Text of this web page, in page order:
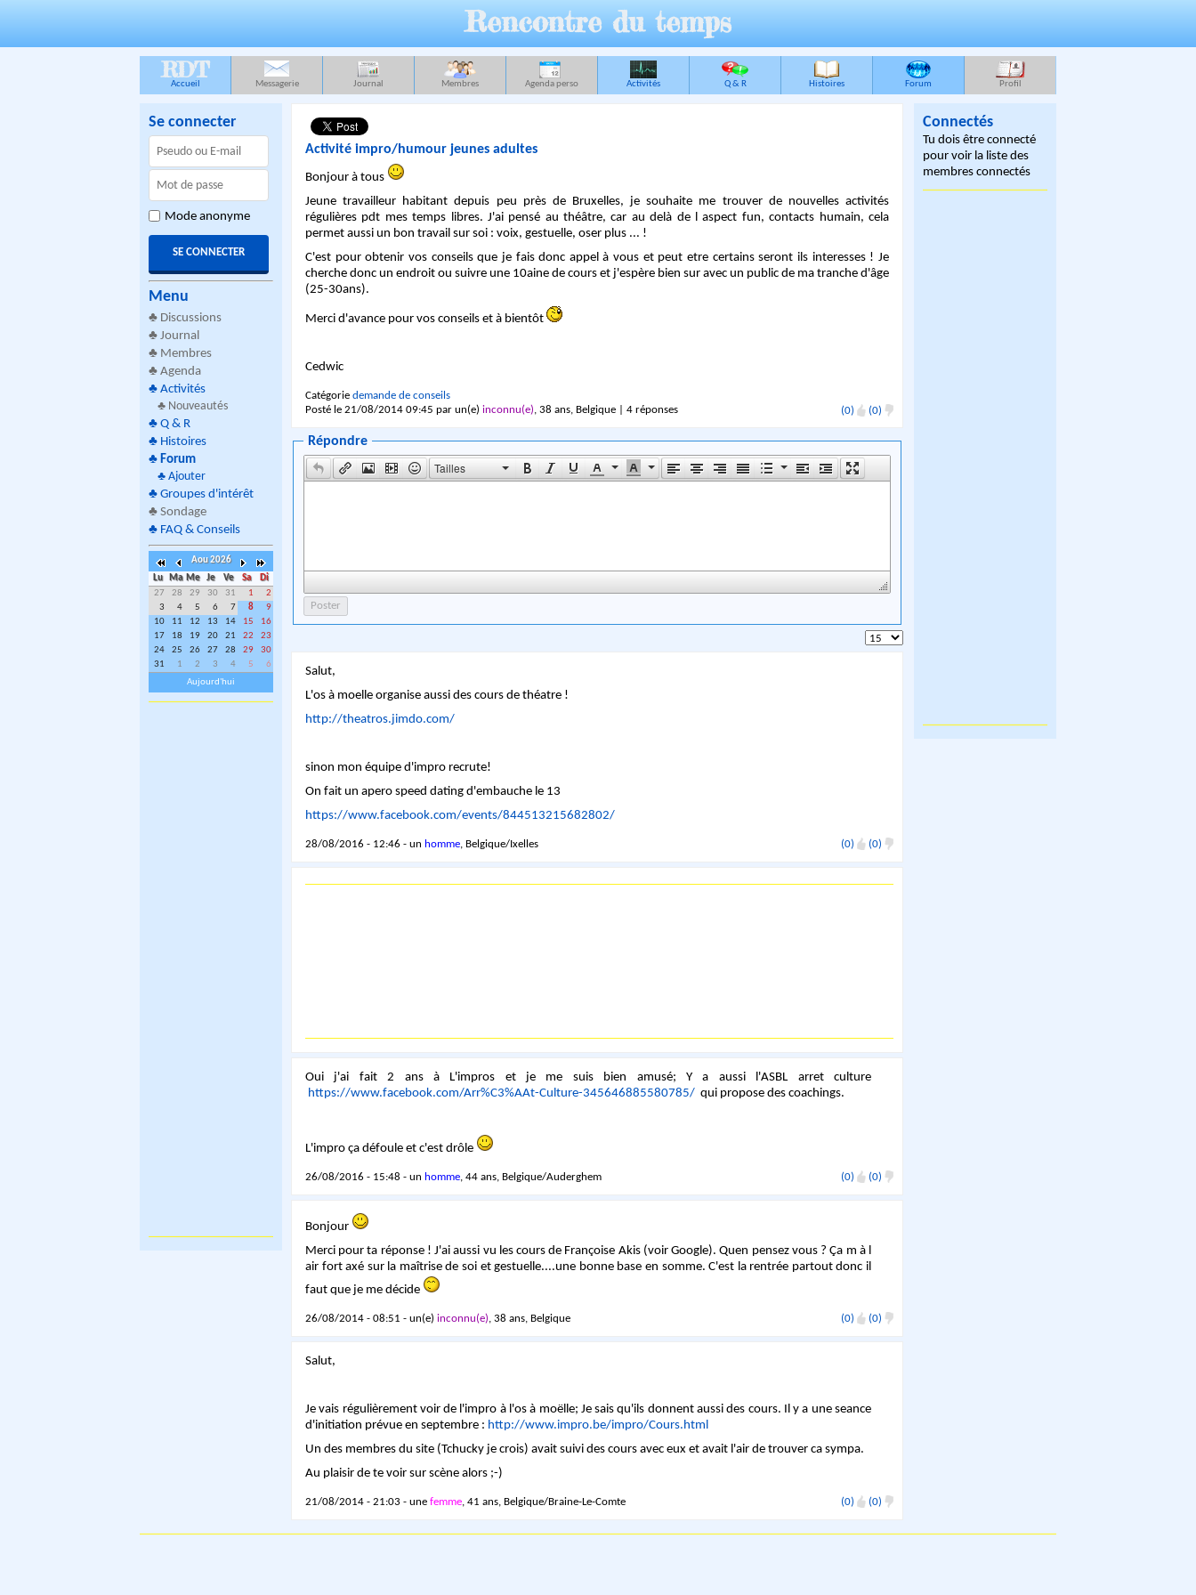
Rencontre du temps
RDT
Accueil Messagerie Journal Membres Agenda perso Activités Q & R Histoires Forum Profil
Se connecter
Mode anonyme
Menu
♣ Discussions
♣ Journal
♣ Membres
♣ Agenda
♣ Activités
♣ Nouveautés
♣ Q & R
♣ Histoires
♣ Forum
♣ Ajouter
♣ Groupes d'intérêt
♣ Sondage
♣ FAQ & Conseils
Aou 2026
Lu
Ma Me Je Ve Sa
Di
27
28 29 30 31 1
2
3
4 5 6 7 8
9
10
11 12 13 14 15
16
17
18 19 20 21 22
23
24
25 26 27 28 29
30
31
1 2 3 4 5
6
Aujourd'hui
Activité impro/humour jeunes adultes
Bonjour à tous
Jeune travailleur habitant depuis peu près de Bruxelles, je souhaite me trouver de nouvelles activités
régulières pdt mes temps libres. J'ai pensé au théâtre, car au delà de l aspect fun, contacts humain, cela
permet aussi un bon travail sur soi : voix, gestuelle, oser plus ... !
C'est pour obtenir vos conseils que je fais donc appel à vous et peut etre certains seront ils interesses ! Je
cherche donc un endroit ou suivre une 10aine de cours et j'espère bien sur avec un public de ma tranche d'âge
(25-30ans).
Merci d'avance pour vos conseils et à bientôt
Cedwic
Catégorie demande de conseils
Posté le 21/08/2014 09:45 par un(e) inconnu(e), 38 ans, Belgique | 4 réponses (0) (0)
Répondre
Tailles
Salut,
L'os à moelle organise aussi des cours de théatre !
http://theatros.jimdo.com/
sinon mon équipe d'impro recrute!
On fait un apero speed dating d'embauche le 13
https://www.facebook.com/events/844513215682802/
28/08/2016 - 12:46 - un homme, Belgique/Ixelles (0) (0)
Oui j'ai fait 2 ans à L'impros et je me suis bien amusé; Y a aussi l'ASBL arret culture
https://www.facebook.com/Arr%C3%AAt-Culture-345646885580785/qui propose des coachings.
L'impro ça défoule et c'est drôle
26/08/2016 - 15:48 - un homme, 44 ans, Belgique/Auderghem (0) (0)
Bonjour
Merci pour ta réponse ! J'ai aussi vu les cours de Françoise Akis (voir Google). Quen pensez vous ? Ça m à l
air fort axé sur la maîtrise de soi et gestuelle....une bonne base en somme. C'est la rentrée partout donc il
faut que je me décide
26/08/2014 - 08:51 - un(e) inconnu(e), 38 ans, Belgique (0) (0)
Salut,
Je vais régulièrement voir de l'impro à l'os à moëlle; Je sais qu'ils donnent aussi des cours. Il y a une seance
d'initiation prévue en septembre : http://www.impro.be/impro/Cours.html
Un des membres du site (Tchucky je crois) avait suivi des cours avec eux et avait l'air de trouver ca sympa.
Au plaisir de te voir sur scène alors ;-)
21/08/2014 - 21:03 - une femme, 41 ans, Belgique/Braine-Le-Comte (0) (0)
Connectés
Tu dois être connecté
pour voir la liste des
membres connectés